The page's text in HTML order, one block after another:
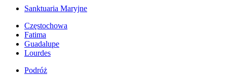
Sanktuaria Maryjne
Częstochowa
Fatima
Guadalupe
Lourdes
Podróż